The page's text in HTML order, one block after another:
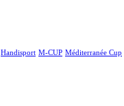
Handisport M-CUP Méditerranée Cup